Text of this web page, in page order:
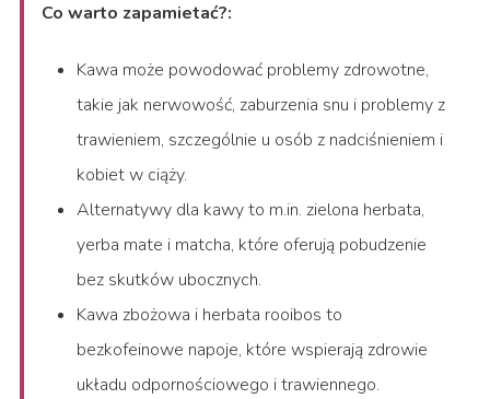
Co warto zapamietać?:
Kawa może powodować problemy zdrowotne,
takie jak nerwowość, zaburzenia snu i problemy z
trawieniem, szczególnie u osób z nadciśnieniem i
kobiet w ciąży.
Alternatywy dla kawy to m.in. zielona herbata,
yerba mate i matcha, które oferują pobudzenie
bez skutków ubocznych.
Kawa zbożowa i herbata rooibos to
bezkofeinowe napoje, które wspierają zdrowie
układu odpornościowego i trawiennego.